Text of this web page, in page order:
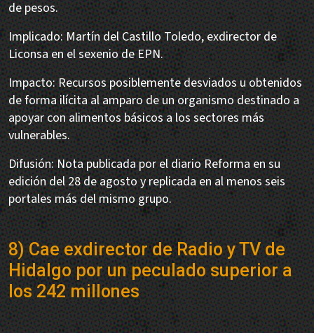
de pesos.
Implicado: Martín del Castillo Toledo, exdirector de
Liconsa en el sexenio de EPN.
Impacto: Recursos posiblemente desviados u obtenidos
de forma ilícita al amparo de un organismo destinado a
apoyar con alimentos básicos a los sectores más
vulnerables.
Difusión: Nota publicada por el diario Reforma en su
edición del 28 de agosto y replicada en al menos seis
portales más del mismo grupo.
8) Cae exdirector de Radio y TV de
Hidalgo por un peculado superior a
los 242 millones